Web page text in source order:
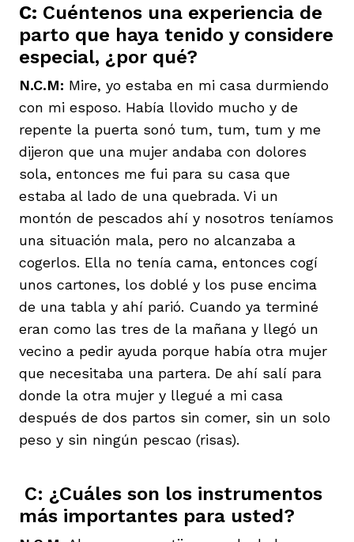
C: Cuéntenos una experiencia de
parto que haya tenido y considere
especial, ¿por qué?
N.C.M: Mire, yo estaba en mi casa durmiendo
con mi esposo. Había llovido mucho y de
repente la puerta sonó tum, tum, tum y me
dijeron que una mujer andaba con dolores
sola, entonces me fui para su casa que
estaba al lado de una quebrada. Vi un
montón de pescados ahí y nosotros teníamos
una situación mala, pero no alcanzaba a
cogerlos. Ella no tenía cama, entonces cogí
unos cartones, los doblé y los puse encima
de una tabla y ahí parió. Cuando ya terminé
eran como las tres de la mañana y llegó un
vecino a pedir ayuda porque había otra mujer
que necesitaba una partera. De ahí salí para
donde la otra mujer y llegué a mi casa
después de dos partos sin comer, sin un solo
peso y sin ningún pescao (risas).
C: ¿Cuáles son los instrumentos
más importantes para usted?